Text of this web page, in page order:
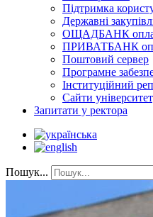
Підтримка
Державні
ОЩАДБАНК
ПРИВАТБАНК
Поштовий сервер
Програмне
Інституційний
Сайти
Запитати у ректора
Пошук...